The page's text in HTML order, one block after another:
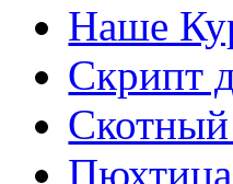
Наше
Скрипт
Пюхтица